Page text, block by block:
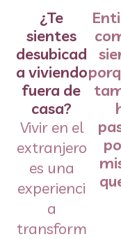
¿Te
sientes
desubicad
a viviendo
fuera de
casa?
Vivir en el
extranjero
es una
experienci
a
transform